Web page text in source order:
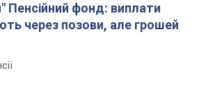
Пенсійний фонд: виплати
через позови, але грошей